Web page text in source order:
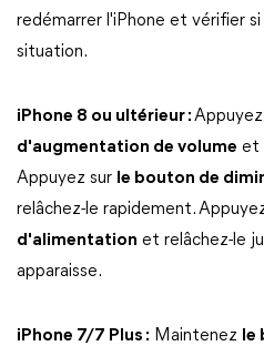
redémarrer l'iPhone et vérifier
situation.
iPhone 8 ou ultérieur :
d'augmentation de volume et
Appuyez sur le bouton de
relâchez-le rapidement.
d'alimentation et relâchez-le
apparaisse.
iPhone 7/7 Plus : Maintenez le